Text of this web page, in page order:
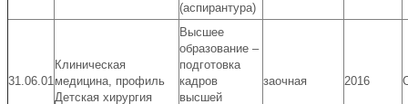
(аспирантура)
31.06.01
Клиническая
медицина, профиль
Детская хирургия
Высшее
образование –
подготовка
кадров
высшей
заочная 2016